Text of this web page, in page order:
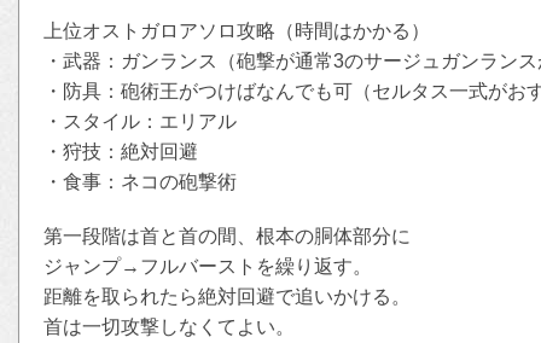
上位オストガロアソロ攻略（時間はかかる）
・武器：ガンランス（砲撃が通常3のサージュガンラン
・防具：砲術王がつけばなんでも可（セルタス一式がお
・スタイル：エリアル
・狩技：絶対回避
・食事：ネコの砲撃術
第一段階は首と首の間、根本の胴体部分に
ジャンプ→フルバーストを繰り返す。
距離を取られたら絶対回避で追いかける。
首は一切攻撃しなくてよい。